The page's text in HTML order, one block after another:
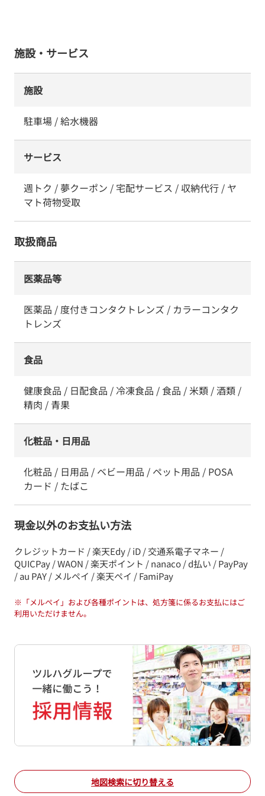
施設・サービス
施設
駐車場 / 給水機器
サービス
週トク / 夢クーポン / 宅配サービス / 収納代行 / ヤ
マト荷物受取
取扱商品
医薬品等
医薬品 / 度付きコンタクトレンズ / カラーコンタク
トレンズ
食品
健康食品 / 日配食品 / 冷凍食品 / 食品 / 米類 / 酒類 /
精肉 / 青果
化粧品・日用品
化粧品 / 日用品 / ベビー用品 / ペット用品 / POSA
カード / たばこ
現金以外のお支払い方法
クレジットカード / 楽天Edy / iD / 交通系電子マネー /
QUICPay / WAON / 楽天ポイント / nanaco / d払い / PayPay
/ au PAY / メルペイ / 楽天ペイ / FamiPay
※ 「メルペイ」および各種ポイントは、処方箋に係るお支払にはご
利用いただけません。
地図検索に切り替える